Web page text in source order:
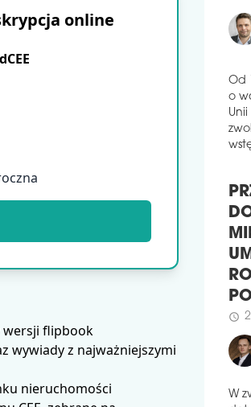
online
wersji flipbook
wywiady z najważniejszymi
nieruchomości
schedule
ul.
schedule
I
Od
o
schedule